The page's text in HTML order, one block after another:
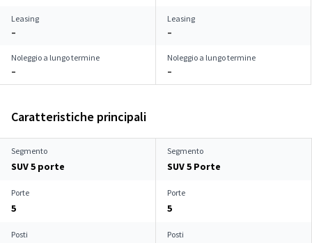
Leasing
–
Leasing
–
Noleggio a lungo termine
–
Noleggio a lungo termine
–
Caratteristiche principali
Segmento
SUV 5 porte
Segmento
SUV 5 Porte
Porte
5
Porte
5
Posti Posti